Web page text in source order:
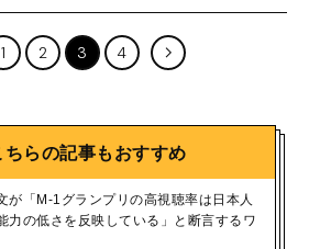
1 2 3 4
ちらの記事もおすすめ
が「M-1グランプリの高視聴率は日本人
力の低さを反映している」と断言するワ